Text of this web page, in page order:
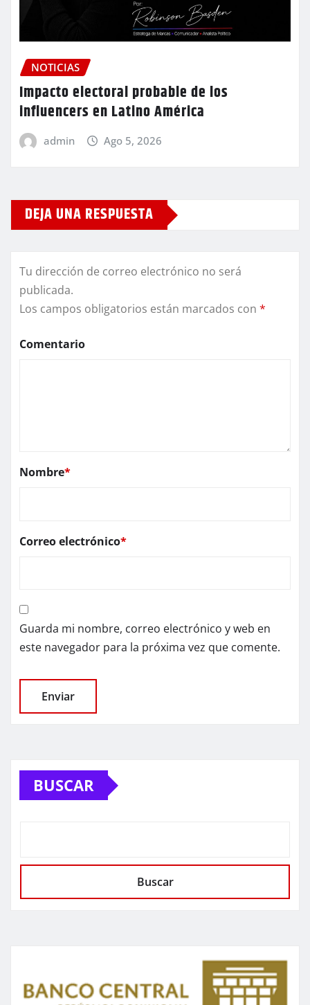
NOTICIAS
Impacto electoral probable de los
influencers en Latino América
admin Ago 5, 2026
DEJA UNA RESPUESTA
Tu dirección de correo electrónico no será
publicada.
Los campos obligatorios están marcados con *
Comentario
Nombre*
Correo electrónico*
Guarda mi nombre, correo electrónico y web en
este navegador para la próxima vez que comente.
BUSCAR
Buscar